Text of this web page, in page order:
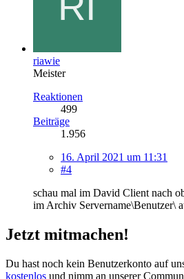
riawie
Meister
Reaktionen
499
Beiträge
1.956
16. April 2021 um 11:31
#4
schau mal im David Client nach
im Archiv Servername\Benutzer\
Jetzt mitmachen!
Du hast noch kein Benutzerkonto auf
kostenlos und nimm an unserer